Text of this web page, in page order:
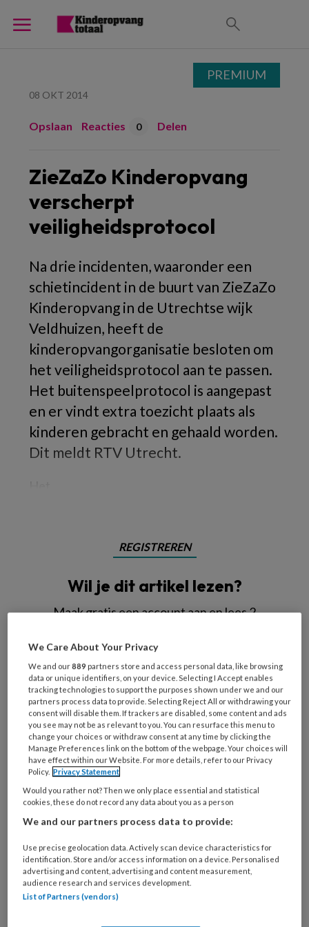
08 OKT 2014
Opslaan Reacties 0 Delen
ZieZaZo Kinderopvang
verscherpt
veiligheidsprotocol
Na drie incidenten, waaronder een
schietincident in de buurt van ZieZaZo
Kinderopvang in de Utrechtse wijk
Veldhuizen, heeft de
kinderopvangorganisatie besloten om
het veiligheidsprotocol aan te passen.
Het buitenspeelprotocol is aangepast
en er vindt extra toezicht plaats als
kinderen gebracht en gehaald worden.
Dit meldt RTV Utrecht.
REGISTREREN
Wil je dit artikel lezen?
Maak gratis een account aan en lees 2
Al een account of abonnement?Log dan in
Wat
is
je
e-
mailadres?
*
Kies
je
wachtwoord* *
Kies
functie *
Bij
welke
organisatie
PREMIUM
We Care About Your Privacy
We and our889 partners store and access personal data, like browsing
data or unique identifiers, on your device. Selecting I Accept enables
tracking technologies to support the purposes shown under we and our
partners process data to provide. Selecting Reject All or withdrawing your
consent will disable them. If trackers are disabled, some content and ads
you see may not be as relevant to you. You can resurface this menu to
change your choices or withdraw consent at any time by clicking the
Manage Preferences link on the bottom of the webpage. Your choices will
have effect within our Website. For more details, refer to our Privacy
Policy. Privacy Statement
Would you rather not? Then we only place essential and statistical
cookies, these do not record any data about you as a person
We and our partners process data to provide:
Use precise geolocation data. Actively scan device characteristics for
identification. Store and/or access information on a device. Personalised
advertising and content, advertising and content measurement,
audience research and services development.
List of Partners (vendors)